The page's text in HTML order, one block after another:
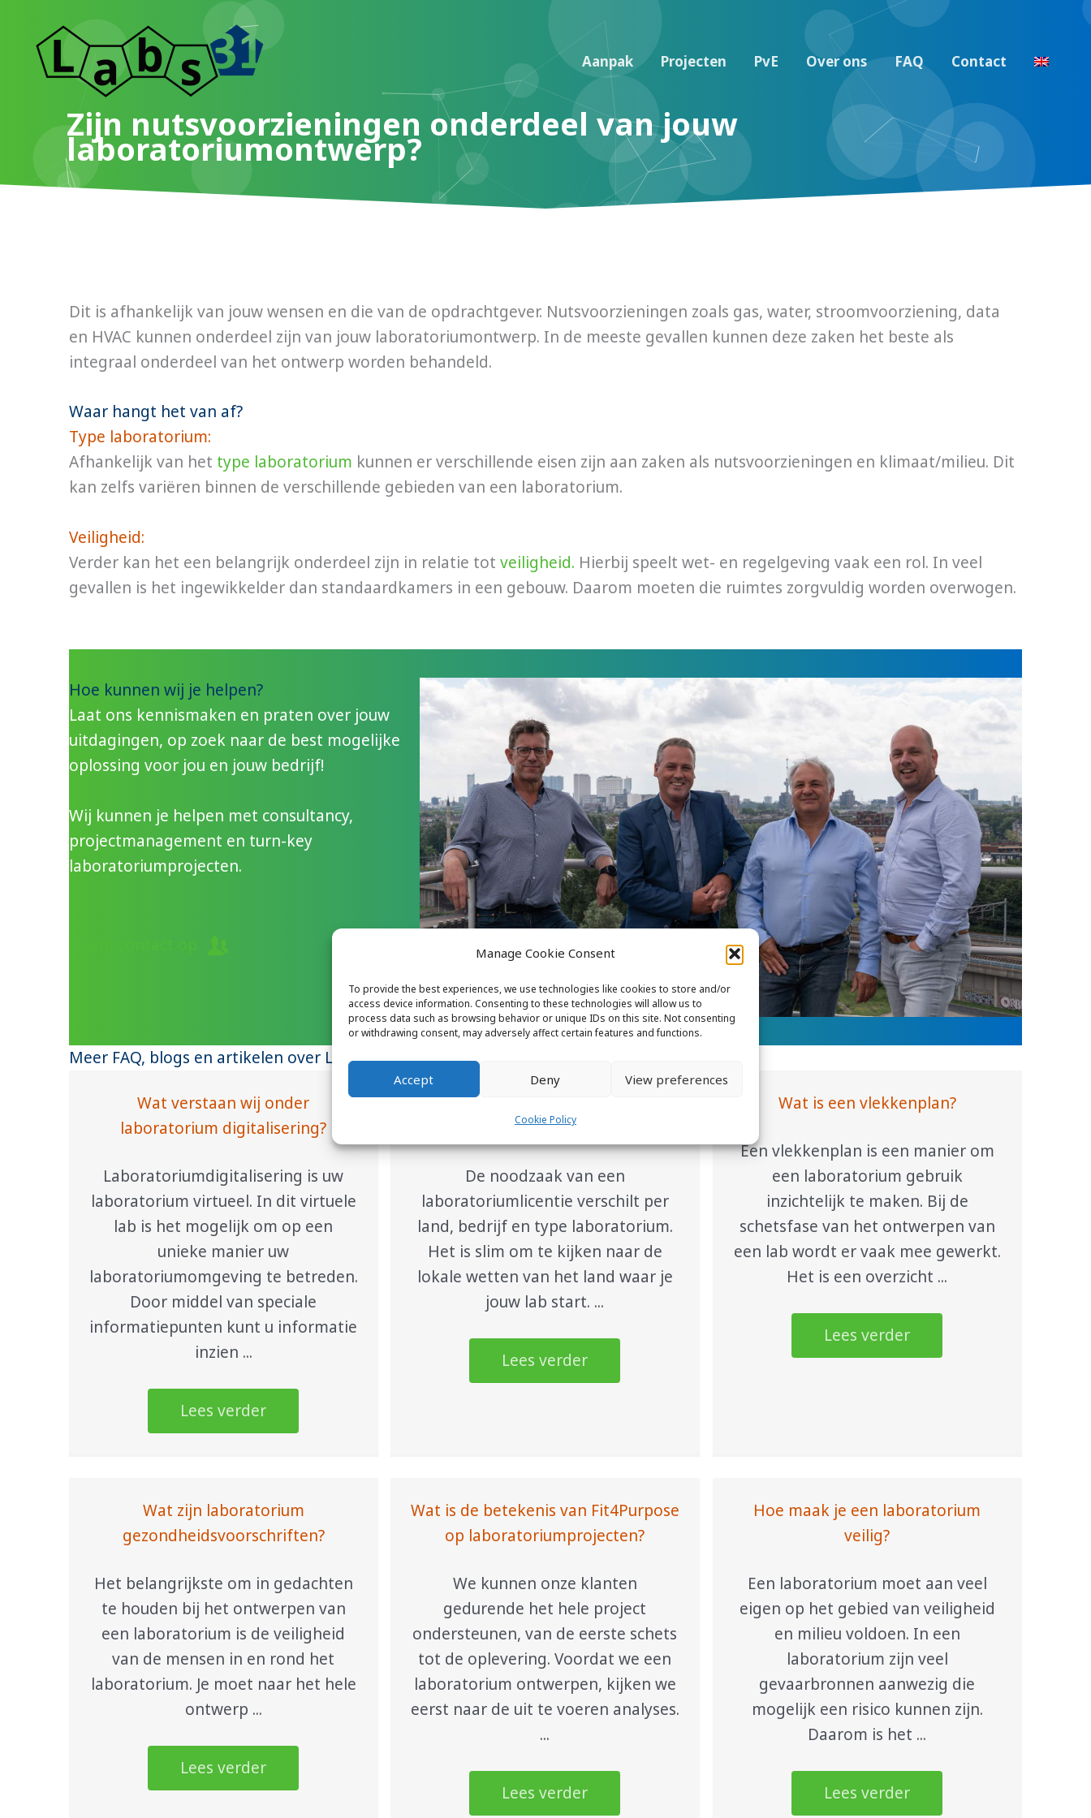
Manage Cookie Consent
To provide the best experiences, we use technologies like cookies to store and/or
access device information. Consenting to these technologies will allow us to
process data such as browsing behavior or unique IDs on this site. Not consenting
or withdrawing consent, may adversely affect certain features and functions.
Accept Deny View preferences
Cookie Policy
Aanpak Projecten PvE Over ons FAQ Contact
Zijn nutsvoorzieningen onderdeel van jouw
laboratoriumontwerp?
Dit is afhankelijk van jouw wensen en die van de opdrachtgever. Nutsvoorzieningen zoals gas, water, stroomvoorziening, data
en HVAC kunnen onderdeel zijn van jouw laboratoriumontwerp. In de meeste gevallen kunnen deze zaken het beste als
integraal onderdeel van het ontwerp worden behandeld.
Waar hangt het van af?
Type laboratorium:
Afhankelijk van het type laboratorium kunnen er verschillende eisen zijn aan zaken als nutsvoorzieningen en klimaat/milieu. Dit
kan zelfs variëren binnen de verschillende gebieden van een laboratorium.
Veiligheid:
Verder kan het een belangrijk onderdeel zijn in relatie tot veiligheid. Hierbij speelt wet- en regelgeving vaak een rol. In veel
gevallen is het ingewikkelder dan standaardkamers in een gebouw. Daarom moeten die ruimtes zorgvuldig worden overwogen.
Hoe kunnen wij je helpen?
Laat ons kennismaken en praten over jouw
uitdagingen, op zoek naar de best mogelijke
oplossing voor jou en jouw bedrijf!
Wij kunnen je helpen met consultancy,
projectmanagement en turn-key
laboratoriumprojecten.
Meer FAQ, blogs en artikelen over Lab design
Wat verstaan wij onder
laboratorium digitalisering?
Laboratoriumdigitalisering is uw
laboratorium virtueel. In dit virtuele
lab is het mogelijk om op een
unieke manier uw
laboratoriumomgeving te betreden.
Door middel van speciale
informatiepunten kunt u informatie
inzien ...
Lees verder
Heb je een laboratoriumlicentie
nodig?
De noodzaak van een
laboratoriumlicentie verschilt per
land, bedrijf en type laboratorium.
Het is slim om te kijken naar de
lokale wetten van het land waar je
jouw lab start. ...
Lees verder
Wat is een vlekkenplan?
Een vlekkenplan is een manier om
een laboratorium gebruik
inzichtelijk te maken. Bij de
schetsfase van het ontwerpen van
een lab wordt er vaak mee gewerkt.
Het is een overzicht ...
Lees verder
Wat zijn laboratorium
gezondheidsvoorschriften?
Het belangrijkste om in gedachten
te houden bij het ontwerpen van
een laboratorium is de veiligheid
van de mensen in en rond het
laboratorium. Je moet naar het hele
ontwerp ...
Lees verder
Wat is de betekenis van Fit4Purpose
op laboratoriumprojecten?
We kunnen onze klanten
gedurende het hele project
ondersteunen, van de eerste schets
tot de oplevering. Voordat we een
laboratorium ontwerpen, kijken we
eerst naar de uit te voeren analyses.
...
Lees verder
Hoe maak je een laboratorium
veilig?
Een laboratorium moet aan veel
eigen op het gebied van veiligheid
en milieu voldoen. In een
laboratorium zijn veel
gevaarbronnen aanwezig die
mogelijk een risico kunnen zijn.
Daarom is het ...
Lees verder